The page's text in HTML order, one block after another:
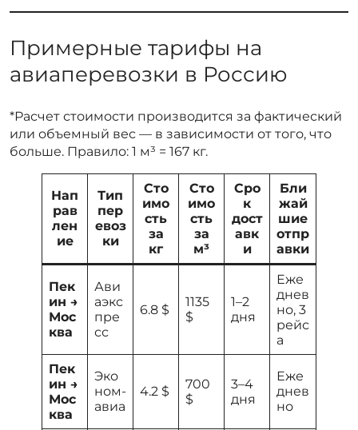
Примерные тарифы на
авиаперевозки в Россию
*Расчет стоимости производится за фактический
или объемный вес — в зависимости от того, что
больше. Правило: 1 м³ = 167 кг.
Нап
рав
лен
ие
Тип
пер
евоз
ки
Сто
имо
сть
за
кг
Сто
имо
сть
за
м³
Сро
к
дост
авк
и
Бли
жай
шие
отпр
авки
Пек
ин →
Мос
ква
Ави
аэкс
пре
сс
6.8 $
1135
$
1–2
дня
Еже
днев
но, 3
рейс
а
Пек
ин →
Мос
ква
Эко
ном-
авиа
4.2 $
700
$
3–4
дня
Еже
днев
но